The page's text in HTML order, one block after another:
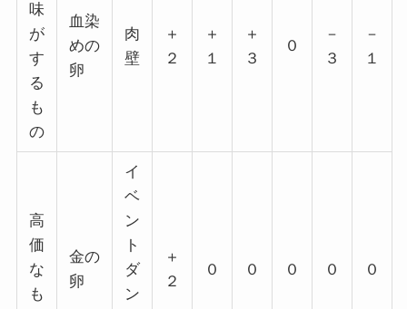
味
が
す
る
も
の
血染
めの
卵
肉
壁
＋
２
＋
１
＋
３
０
－
３
－
１
高
価
な
も
金の
卵
イ
ベ
ン
ト
ダ
ン
＋
２
０ ０ ０ ０ ０